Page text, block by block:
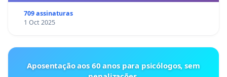
709 assinaturas
1 Oct 2025
Aposentação aos 60 anos para psicólogos, sem